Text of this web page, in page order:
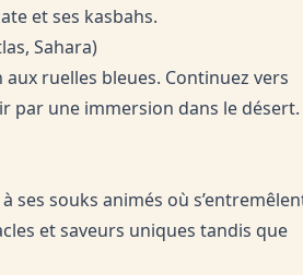
et ses kasbahs.
Sahara)
ruelles bleues. Continuez vers
par une immersion dans le désert.
ses souks animés où
et saveurs uniques tandis que